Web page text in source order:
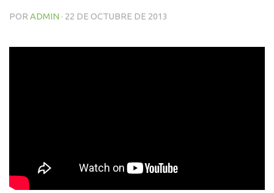
POR ADMIN · 22 DE OCTUBRE DE 2013